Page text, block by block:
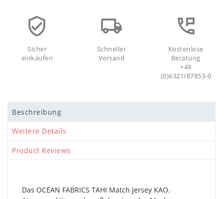
Sicher
einkaufen
Schneller
Versand
Kostenlose
Beratung
+49
(0)6321/87853-0
Beschreibung
Weitere Details
Product Reviews
Das OCEAN FABRICS TAHI Match Jersey KAO.